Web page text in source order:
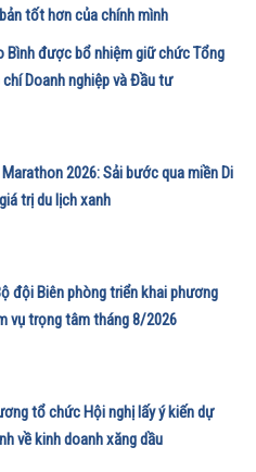
tốt hơn của chính mình
Bình được bổ nhiệm giữ chức Tổng
chí Doanh nghiệp và Đầu tư
2026: Sải bước qua miền Di
trị du lịch xanh
đội Biên phòng triển khai phương
vụ trọng tâm tháng 8/2026
tổ chức Hội nghị lấy ý kiến dự
về kinh doanh xăng dầu